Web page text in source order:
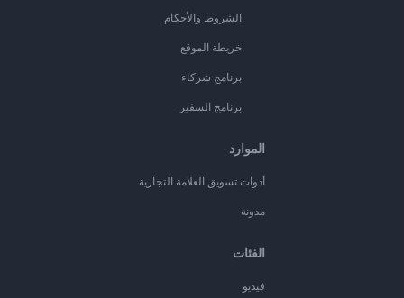
الشروط والأحكام
خريطة الموقع
برنامج شركاء
برنامج السفير
الموارد
أدوات تسويق العلامة التجارية
مدونة
الفئات
فيديو